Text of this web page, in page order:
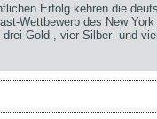
Erfolg kehren die
Wettbewerb des New
Gold-, vier Silber- und